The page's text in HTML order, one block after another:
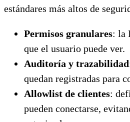
estándares más altos de
Permisos granulares: la
que el usuario puede ver.
Auditoría y trazabilidad
quedan registradas para
Allowlist de clientes:
pueden conectarse,